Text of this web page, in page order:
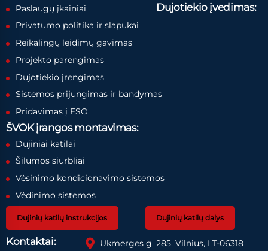
Paslaugų įkainiai
Privatumo politika ir slapukai
Dujotiekio įvedimas:
Reikalingų leidimų gavimas
Projekto parengimas
Dujotiekio įrengimas
Sistemos prijungimas ir bandymas
Pridavimas į ESO
ŠVOK įrangos montavimas:
Dujiniai katilai
Šilumos siurbliai
Vėsinimo kondicionavimo sistemos
Vėdinimo sistemos
Dujinių katilų instrukcijos Dujinių katilų dalys
Kontaktai: Ukmerges g. 285, Vilnius, LT-06318